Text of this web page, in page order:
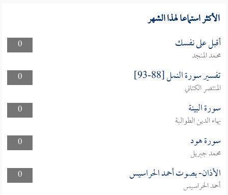
الأكثر استماعا لهذا الشهر
0 أقبل على نفسك
محمد المنجد
0
تفسير سورة النمل [88-93]
المنتصر الكتاني
0
سورة البينة
بهاء الدين الطوالبة
0
سورة هود
محمد جبريل
0
الأذان- بصوت أحمد الحراسيس
أحمد الحراسيس